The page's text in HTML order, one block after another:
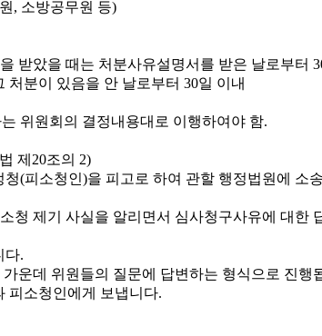
, 소방공무원 등)
받았을 때는 처분사유설명서를 받은 날로부터
분이 있음을 안 날로부터 30일 이내
위원회의 결정내용대로 이행하여야 함.
제20조의 2)
(피소청인)을 피고로 하여 관할 행정법원에 소
청 제기 사실을 알리면서 심사청구사유에 대한
다.
운데 위원들의 질문에 답변하는 형식으로 진행
피소청인에게 보냅니다.